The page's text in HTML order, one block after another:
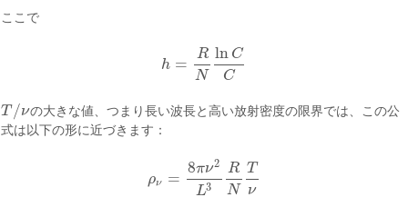
ここで
h =
R
N
ln C
C
h= RNlnCC
T/ν
T/ν
の大きな値、つまり長い波長と高い放射密度の限界では、この公
式は以下の形に近づきます：
ρν =
8πν2
L3
R
N
T
ν
ρ =8 πν2L3RNTν